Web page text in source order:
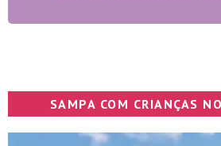
SAMPA COM CRIANÇAS